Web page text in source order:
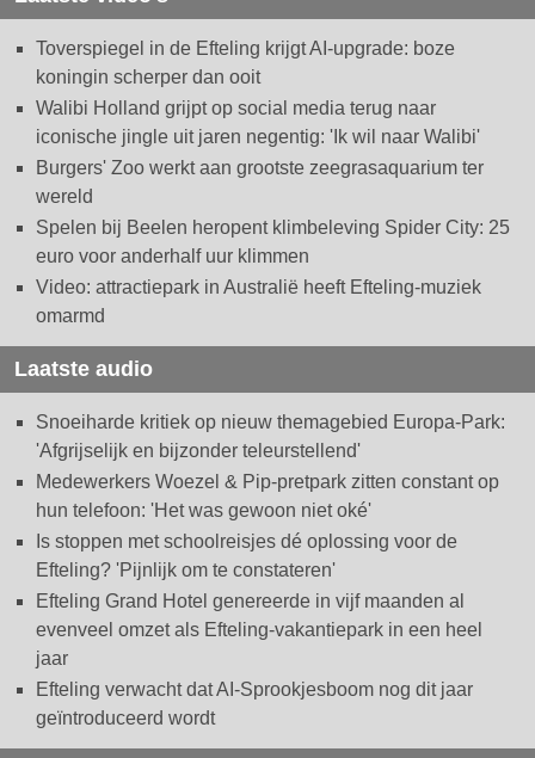
Toverspiegel in de Efteling krijgt AI-upgrade: boze
koningin scherper dan ooit
Walibi Holland grijpt op social media terug naar
iconische jingle uit jaren negentig: 'Ik wil naar Walibi'
Burgers' Zoo werkt aan grootste zeegrasaquarium ter
wereld
Spelen bij Beelen heropent klimbeleving Spider City: 25
euro voor anderhalf uur klimmen
Video: attractiepark in Australië heeft Efteling-muziek
omarmd
Laatste audio
Snoeiharde kritiek op nieuw themagebied Europa-Park:
'Afgrijselijk en bijzonder teleurstellend'
Medewerkers Woezel & Pip-pretpark zitten constant op
hun telefoon: 'Het was gewoon niet oké'
Is stoppen met schoolreisjes dé oplossing voor de
Efteling? 'Pijnlijk om te constateren'
Efteling Grand Hotel genereerde in vijf maanden al
evenveel omzet als Efteling-vakantiepark in een heel
jaar
Efteling verwacht dat AI-Sprookjesboom nog dit jaar
geïntroduceerd wordt